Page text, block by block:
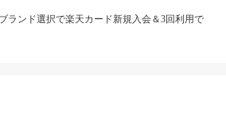
ランド選択で楽天カード新規入会＆3回利用で